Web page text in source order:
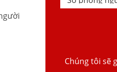
Chúng tôi sẽ